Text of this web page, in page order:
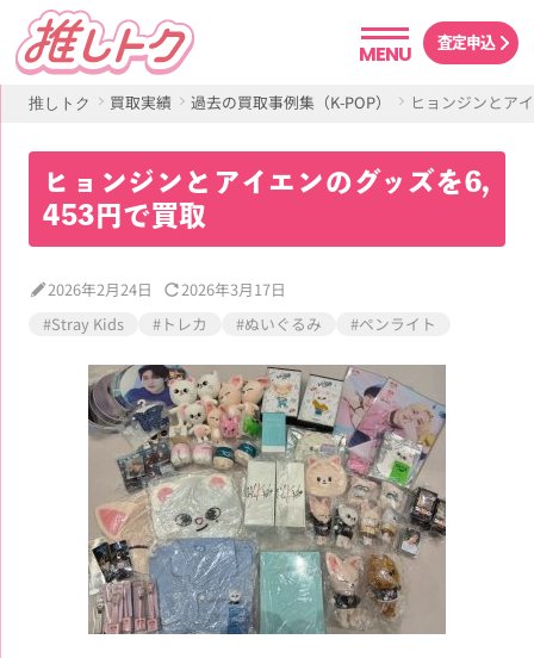
MENU
査定申込
推しトク 買取実績 過去の買取事例集（K-POP） ヒョンジンとア
ヒョンジンとアイエンのグッズを6,
453円で買取
2026年2月24日
2026年3月17日
#Stray Kids
#トレカ #ぬいぐるみ #ペンライト